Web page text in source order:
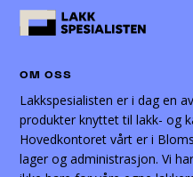
OM OSS
Lakkspesialisten er i dag en
produkter knyttet til lakk- og
Hovedkontoret vårt er i
lager og administrasjon. Vi